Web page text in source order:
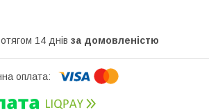
14 днів за домовленістю